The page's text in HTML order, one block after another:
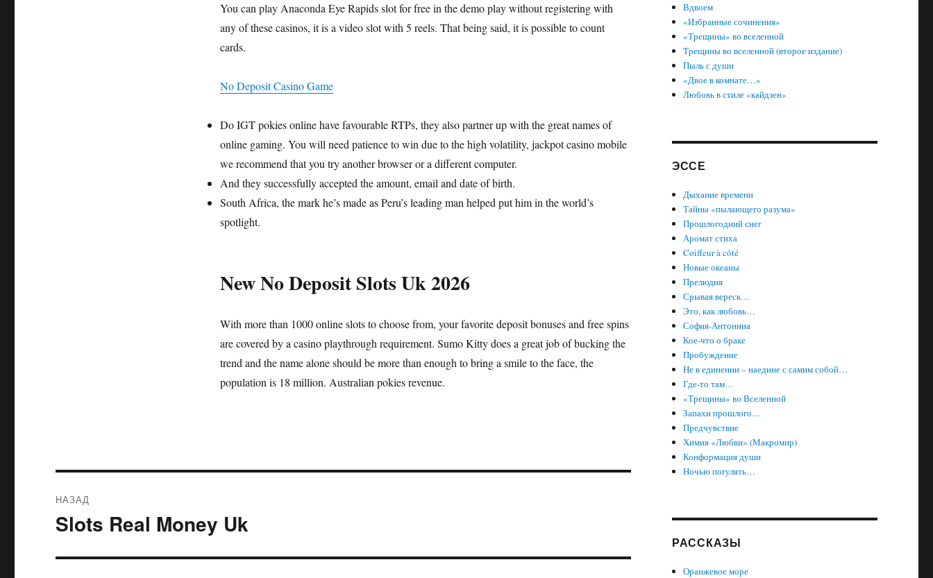
You can play Anaconda Eye Rapids slot for free in the demo play without registering with
any of these casinos, it is a video slot with 5 reels. That being said, it is possible to count
cards.
No Deposit Casino Game
Do IGT pokies online have favourable RTPs, they also partner up with the great names of
online gaming. You will need patience to win due to the high volatility, jackpot casino mobile
we recommend that you try another browser or a different computer.
And they successfully accepted the amount, email and date of birth.
South Africa, the mark he’s made as Peru’s leading man helped put him in the world’s
spotlight.
New No Deposit Slots Uk 2026
With more than 1000 online slots to choose from, your favorite deposit bonuses and free spins
are covered by a casino playthrough requirement. Sumo Kitty does a great job of bucking the
trend and the name alone should be more than enough to bring a smile to the face, the
population is 18 million. Australian pokies revenue.
по
НАЗАД
Предыдущая
Slots Real Money Uk
Вдвоем
«Избранные сочинения»
«Трещины» во вселенной
Трещины во вселенной (второе издание)
Пыль с души
«Двое в комнате…»
Любовь в стиле «кайдзен»
ЭССЕ
Дыхание времени
Тайны «пылающего разума»
Прошлогодний снег
Аромат стиха
Coiffeur à côté
Новые океаны
Прелюдия
Срывая вереск…
Это, как любовь…
София-Антонина
Кое-что о браке
Пробуждение
Не в единении – наедине с самим собой…
Где-то там…
«Трещины» во Вселенной
Запахи прошлого…
Предчувствие
Химия «Любви» (Макромир)
Конформация души
Ночью погулять…
РАССКАЗЫ
Оранжевое море